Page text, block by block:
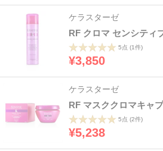
ケラスターゼ
RF クロマ センシティ
5点 (1件)
¥3,850
ケラスターゼ
RF マスククロマキャ
5点 (2件)
¥5,238